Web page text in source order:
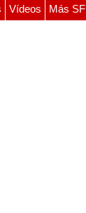
Vídeos Más SF